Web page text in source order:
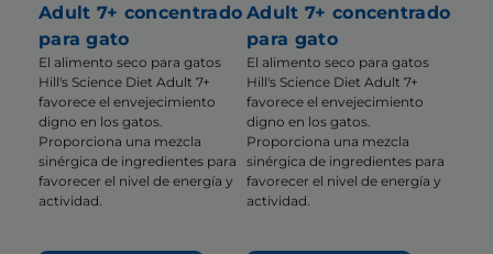
Adult 7+ concentrado
para gato
El alimento seco para gatos
Hill's Science Diet Adult 7+
favorece el envejecimiento
digno en los gatos.
Proporciona una mezcla
sinérgica de ingredientes para
favorecer el nivel de energía y
actividad.
Adult 7+ concentrado
para gato
El alimento seco para gatos
Hill's Science Diet Adult 7+
favorece el envejecimiento
digno en los gatos.
Proporciona una mezcla
sinérgica de ingredientes para
favorecer el nivel de energía y
actividad.